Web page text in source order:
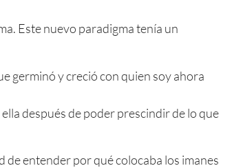
Este nuevo paradigma tenía un
germinó y creció con quien soy ahora
después de poder prescindir de lo que
de entender por qué colocaba los imanes